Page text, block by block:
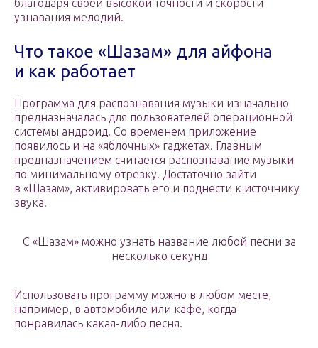
благодаря своей высокой точности и скорости
узнавания мелодий.
Что такое «Шазам» для айфона
и как работает
Программа для распознавания музыки изначально
предназначалась для пользователей операционной
системы андроид. Со временем приложение
появилось и на «яблочных» гаджетах. Главным
предназначением считается распознавание музыки
по минимальному отрезку. Достаточно зайти
в «Шазам», активировать его и поднести к источнику
звука.
С «Шазам» можно узнать название любой песни за
несколько секунд
Использовать программу можно в любом месте,
например, в автомобиле или кафе, когда
понравилась какая-либо песня.